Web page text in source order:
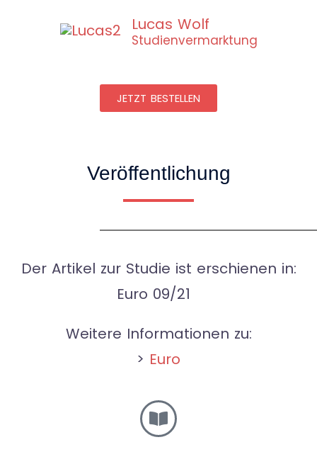
Lucas Wolf
Studienvermarktung
JETZT BESTELLEN
Veröffentlichung
Der Artikel zur Studie ist erschienen in:
Euro 09/21
Weitere Informationen zu:
> Euro